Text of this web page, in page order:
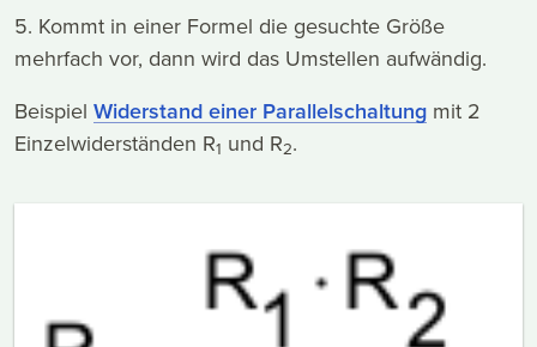
5. Kommt in einer Formel die gesuchte Größe
mehrfach vor, dann wird das Umstellen aufwändig.
Beispiel Widerstand einer Parallelschaltung mit 2
Einzelwiderständen R1 und R2.